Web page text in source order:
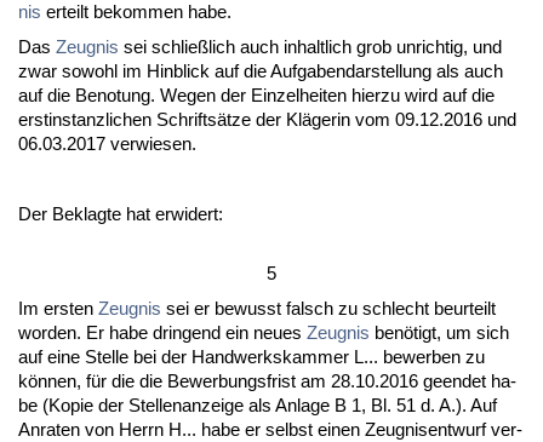
nis er­teilt be­kom­men ha­be.
Das Zeug­nis sei schließlich auch in­halt­lich grob un­rich­tig, und
zwar so­wohl im Hin­blick auf die Auf­ga­ben­dar­stel­lung als auch
auf die Be­no­tung. We­gen der Ein­zel­hei­ten hier­zu wird auf die
erst­in­stanz­li­chen Schriftsätze der Kläge­rin vom 09.12.2016 und
06.03.2017 ver­wie­sen.
Der Be­klag­te hat er­wi­dert:
5
Im ers­ten Zeug­nis sei er be­wusst falsch zu schlecht be­ur­teilt
wor­den. Er ha­be drin­gend ein neu­es Zeug­nis benötigt, um sich
auf ei­ne Stel­le bei der Hand­werks­kam­mer L... be­wer­ben zu
können, für die die Be­wer­bungs­frist am 28.10.2016 ge­en­det ha­
be (Ko­pie der Stel­len­an­zei­ge als An­la­ge B 1, Bl. 51 d. A.). Auf
An­ra­ten von Herrn H... ha­be er selbst ei­nen Zeug­nis­ent­wurf ver­